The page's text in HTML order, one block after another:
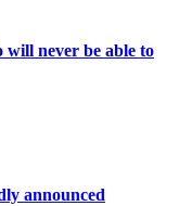
will never be able to
announced